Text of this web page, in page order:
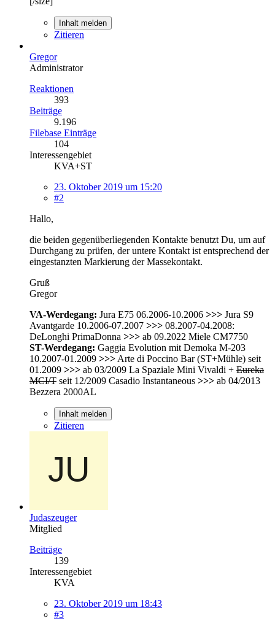
Inhalt melden
Zitieren
Gregor
Administrator
Reaktionen
393
Beiträge
9.196
Filebase Einträge
104
Interessengebiet
KVA+ST
23. Oktober 2019 um 15:20
#2
Hallo,
die beiden gegenüberliegenden Kontakte benutzt Du, um auf
Durchgang zu prüfen, der untere Kontakt ist entsprechend der
eingestanzten Markierung der Massekontakt.
Gruß
Gregor
VA-Werdegang: Jura E75 06.2006-10.2006 >>> Jura S9
Avantgarde 10.2006-07.2007 >>> 08.2007-04.2008:
DeLonghi PrimaDonna >>> ab 09.2022 Miele CM7750
ST-Werdegang: Gaggia Evolution mit Demoka M-203
10.2007-01.2009 >>> Arte di Poccino Bar (ST+Mühle) seit
01.2009 >>> ab 03/2009 La Spaziale Mini Vivaldi + Eureka
MCI/T seit 12/2009 Casadio Instantaneous >>> ab 04/2013
Bezzera 2000AL
Inhalt melden
Zitieren
Judaszeuger
Mitglied
Beiträge
139
Interessengebiet
KVA
23. Oktober 2019 um 18:43
#3